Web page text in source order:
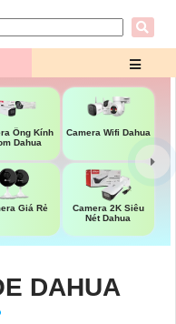
Ống Kính
Dahua
Camera Wifi Dahua
Giá Rẻ
Camera 2K Siêu
Nét Dahua
DAHUA